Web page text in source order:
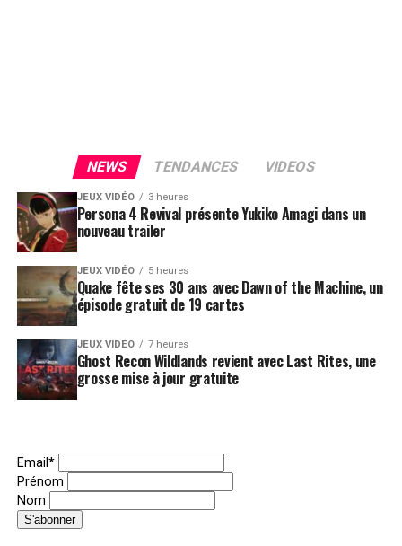
NEWS TENDANCES VIDEOS
JEUX VIDÉO 3 heures
Persona 4 Revival présente Yukiko Amagi dans un
nouveau trailer
JEUX VIDÉO 5 heures
Quake fête ses 30 ans avec Dawn of the Machine, un
épisode gratuit de 19 cartes
JEUX VIDÉO 7 heures
Ghost Recon Wildlands revient avec Last Rites, une
grosse mise à jour gratuite
Email*
Prénom
Nom